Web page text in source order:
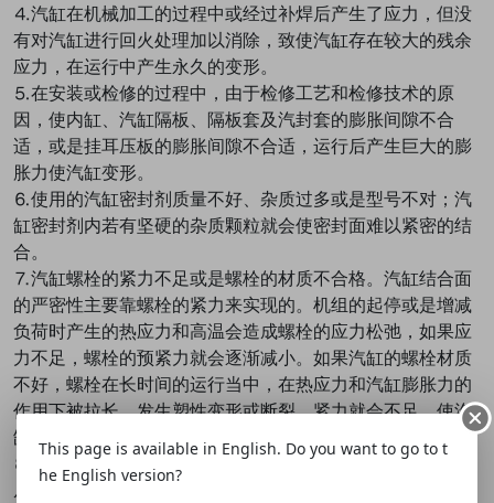
⒋汽缸在机械加工的过程中或经过补焊后产生了应力，但没
有对汽缸进行回火处理加以消除，致使汽缸存在较大的残余
应力，在运行中产生永久的变形。
⒌在安装或检修的过程中，由于检修工艺和检修技术的原
因，使内缸、汽缸隔板、隔板套及汽封套的膨胀间隙不合
适，或是挂耳压板的膨胀间隙不合适，运行后产生巨大的膨
胀力使汽缸变形。
⒍使用的汽缸密封剂质量不好、杂质过多或是型号不对；汽
缸密封剂内若有坚硬的杂质颗粒就会使密封面难以紧密的结
合。
⒎汽缸螺栓的紧力不足或是螺栓的材质不合格。汽缸结合面
的严密性主要靠螺栓的紧力来实现的。机组的起停或是增减
负荷时产生的热应力和高温会造成螺栓的应力松弛，如果应
力不足，螺栓的预紧力就会逐渐减小。如果汽缸的螺栓材质
不好，螺栓在长时间的运行当中，在热应力和汽缸膨胀力的
作用下被拉长，发生塑性变形或断裂，紧力就会不足，使汽
缸发生泄漏的现象。
⒏汽缸螺栓紧固的顺序不正确。一般的汽缸螺栓在紧固时是
从中间向两边同时紧固，也就是从垂弧最大处或是受力变形
This page is available in English. Do you want to go to t
he English version?